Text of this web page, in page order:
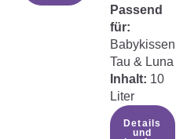
Passend
für:
Babykissen
Tau & Luna
Inhalt: 10
Liter
Details
und